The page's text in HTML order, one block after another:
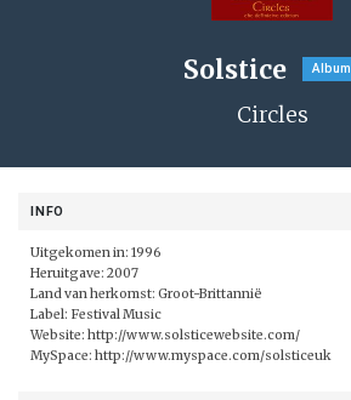
Solstice Album
Circles
INFO
Uitgekomen in: 1996
Heruitgave: 2007
Land van herkomst: Groot-Brittannië
Label: Festival Music
Website: http://www.solsticewebsite.com/
MySpace: http://www.myspace.com/solsticeuk